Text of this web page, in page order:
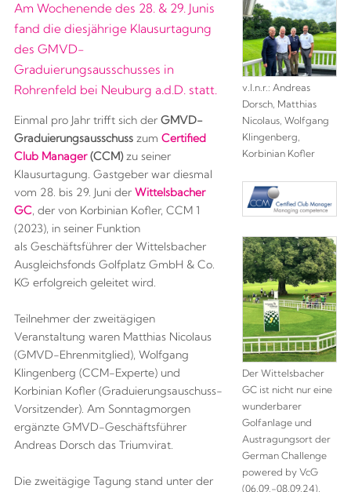
Am Wochenende des 28. & 29. Junis
fand die diesjährige Klausurtagung
des GMVD-
Graduierungsausschusses in
Rohrenfeld bei Neuburg a.d.D. statt.
Einmal pro Jahr trifft sich der GMVD-
Graduierungsausschusszum Certified
Club Manager (CCM)zu seiner
Klausurtagung. Gastgeber war diesmal
vom 28. bis 29. Juni der Wittelsbacher
GC, der von Korbinian Kofler, CCM 1
(2023), in seiner Funktion
als Geschäftsführer der Wittelsbacher
Ausgleichsfonds Golfplatz GmbH & Co.
KG erfolgreich geleitet wird.
Teilnehmer der zweitägigen
Veranstaltung waren Matthias Nicolaus
(GMVD-Ehrenmitglied), Wolfgang
Klingenberg (CCM-Experte) und
Korbinian Kofler (Graduierungsauschuss-
Vorsitzender). Am Sonntagmorgen
ergänzte GMVD-Geschäftsführer
Andreas Dorsch das Triumvirat.
Die zweitägige Tagung stand unter der
v.l.n.r.: Andreas
Dorsch, Matthias
Nicolaus, Wolfgang
Klingenberg,
Korbinian Kofler
Der Wittelsbacher
GC ist nicht nur eine
wunderbarer
Golfanlage und
Austragungsort der
German Challenge
powered by VcG
(06.09.-08.09.24),